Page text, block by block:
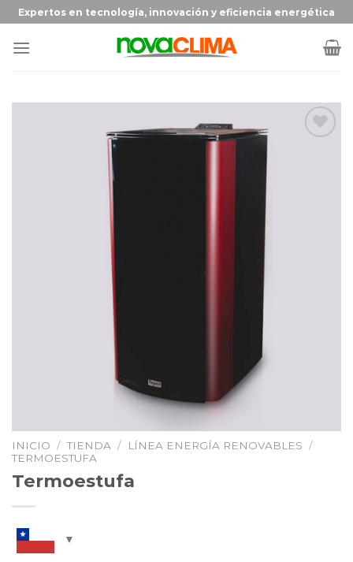
Expertos en tecnología, innovación y eficiencia energética
INICIO / TIENDA / LÍNEA ENERGÍA RENOVABLES /
TERMOESTUFA
Termoestufa